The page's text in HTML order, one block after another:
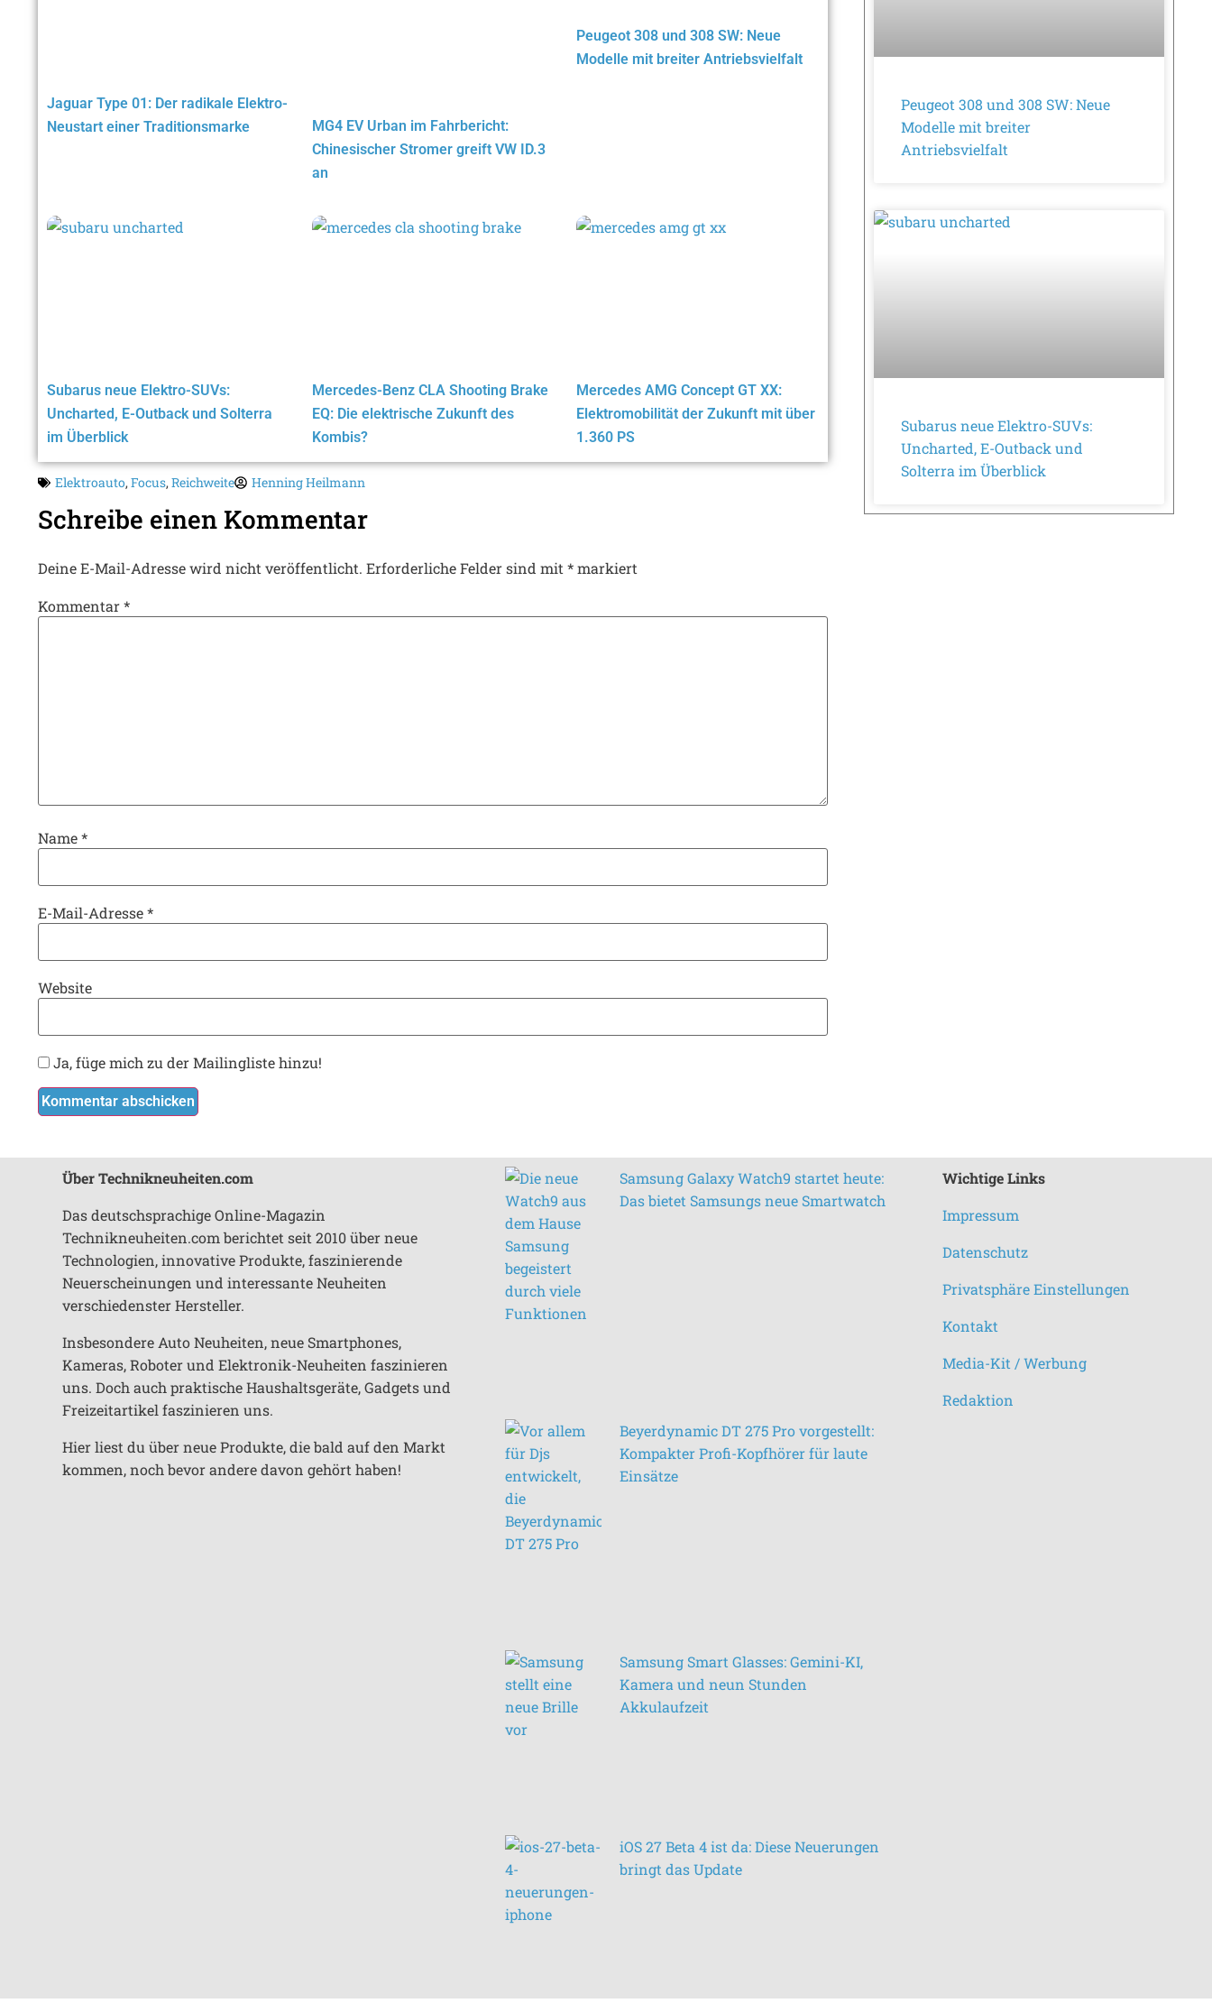
Jaguar Type 01: Der radikale Elektro-
Neustart einer Traditionsmarke
MG4 EV Urban im Fahrbericht:
Chinesischer Stromer greift VW ID.3
an
Peugeot 308 und 308 SW: Neue
Modelle mit breiter Antriebsvielfalt
Subarus neue Elektro-SUVs:
Uncharted, E-Outback und Solterra
im Überblick
Mercedes-Benz CLA Shooting Brake
EQ: Die elektrische Zukunft des
Kombis?
Mercedes AMG Concept GT XX:
Elektromobilität der Zukunft mit über
1.360 PS
Elektroauto, Focus, Reichweite Henning Heilmann
Schreibe einen Kommentar
Deine E-Mail-Adresse wird nicht veröffentlicht. Erforderliche Felder sind mit *markiert
Kommentar*
Name*
E-Mail-Adresse*
Website
Ja, füge mich zu der Mailingliste hinzu!
Peugeot 308 und 308 SW: Neue
Modelle mit breiter
Antriebsvielfalt
Subarus neue Elektro-SUVs:
Uncharted, E-Outback und
Solterra im Überblick
Über Technikneuheiten.com
Das deutschsprachige Online-Magazin
Technikneuheiten.com berichtet seit 2010 über neue
Technologien, innovative Produkte, faszinierende
Neuerscheinungen und interessante Neuheiten
verschiedenster Hersteller.
Insbesondere Auto Neuheiten, neue Smartphones,
Kameras, Roboter und Elektronik-Neuheiten faszinieren
uns. Doch auch praktische Haushaltsgeräte, Gadgets und
Freizeitartikel faszinieren uns.
Hier liest du über neue Produkte, die bald auf den Markt
kommen, noch bevor andere davon gehört haben!
Samsung Galaxy Watch9 startet heute:
Das bietet Samsungs neue Smartwatch
Beyerdynamic DT 275 Pro vorgestellt:
Kompakter Profi-Kopfhörer für laute
Einsätze
Samsung Smart Glasses: Gemini-KI,
Kamera und neun Stunden
Akkulaufzeit
iOS 27 Beta 4 ist da: Diese Neuerungen
bringt das Update
Wichtige Links
Impressum
Datenschutz
Privatsphäre Einstellungen
Kontakt
Media-Kit / Werbung
Redaktion